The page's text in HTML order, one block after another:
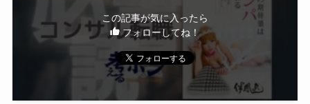
この記事が気に入ったら
フォローしてね！